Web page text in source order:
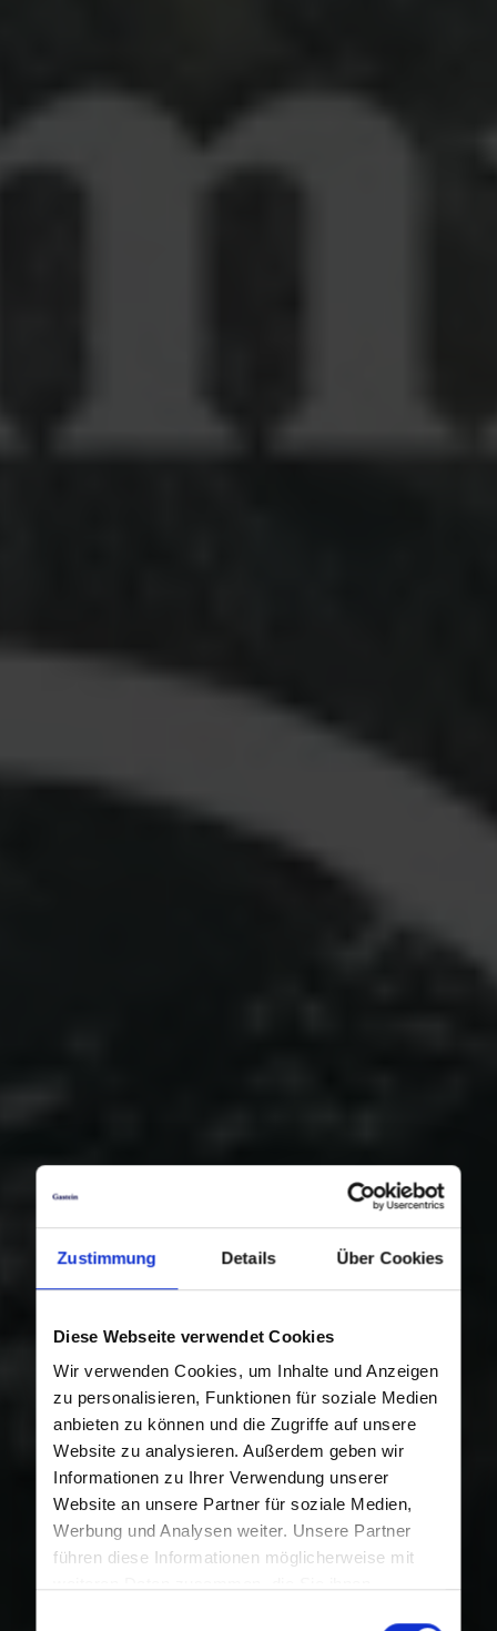
Zustimmung Details Über Cookies
Diese Webseite verwendet Cookies
Wir verwenden Cookies, um Inhalte und Anzeigen
zu personalisieren, Funktionen für soziale Medien
anbieten zu können und die Zugriffe auf unsere
Website zu analysieren. Außerdem geben wir
Informationen zu Ihrer Verwendung unserer
Website an unsere Partner für soziale Medien,
Werbung und Analysen weiter. Unsere Partner
führen diese Informationen möglicherweise mit